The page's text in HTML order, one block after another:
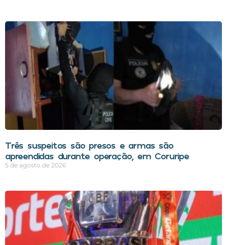
Três suspeitos são presos e armas são
apreendidas durante operação, em Coruripe
5 de agosto de 2026